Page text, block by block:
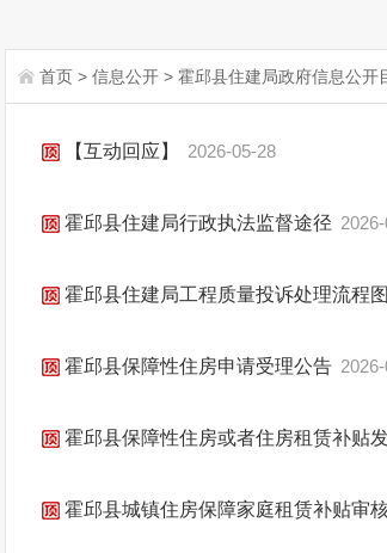
首页 > 信息公开 > 霍邱县住建局政府信息公开
【互动回应】 2026-05-28
霍邱县住建局行政执法监督途径
霍邱县住建局工程质量投诉处理流程图
霍邱县保障性住房申请受理公告
霍邱县保障性住房或者住房租赁补贴
霍邱县城镇住房保障家庭租赁补贴审